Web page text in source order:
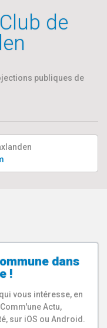
de
publiques de
dans
!
vous intéresse, en
Actu,
sur iOS ou Android.